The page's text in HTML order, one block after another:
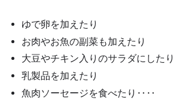
ゆで卵を加えたり
お肉やお魚の副菜も加えたり
大豆やチキン入りのサラダにしたり
乳製品を加えたり
魚肉ソーセージを食べたり‥‥